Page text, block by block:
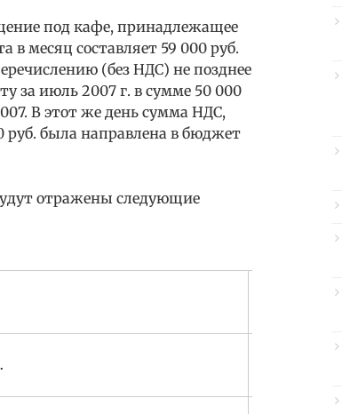
под кафе, принадлежащее
месяц составляет 59 000 руб.
(без НДС) не позднее
за июль 2007 г. в сумме 50 000
В этот же день сумма НДС,
руб. была направлена в бюджет
отражены следующие
Июль 2007 г.